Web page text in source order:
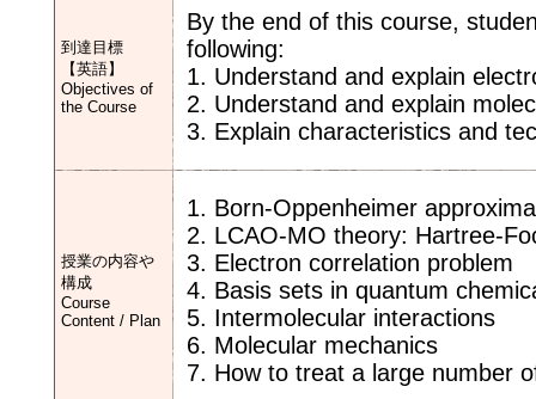
到達目標
【英語】
Objectives of
the Course
By the end of this course,
following:
1. Understand and explain
2. Understand and explain
3. Explain characteristics and
授業の内容や
構成
Course
Content / Plan
1. Born-Oppenheimer
2. LCAO-MO theory: Hartree-
3. Electron correlation problem
4. Basis sets in quantum
5. Intermolecular interactions
6. Molecular mechanics
7. How to treat a large number